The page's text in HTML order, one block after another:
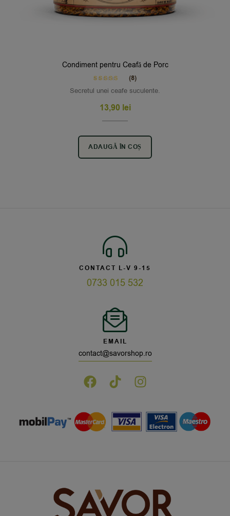
Condiment pentru Ceafă de Porc
Rated
5.00
out of 5
(8)
Secretul unei ceafe suculente.
13,90 lei
ADAUGĂ ÎN COȘ
CONTACT L-V 9-15
0733 015 532
EMAIL
contact@savorshop.ro